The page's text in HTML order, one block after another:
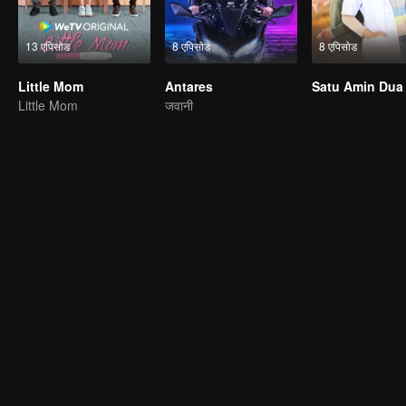
13 एपिसोड
Little Mom
Little Mom
8 एपिसोड
Antares
जवानी
8 एपिसोड
Satu Amin